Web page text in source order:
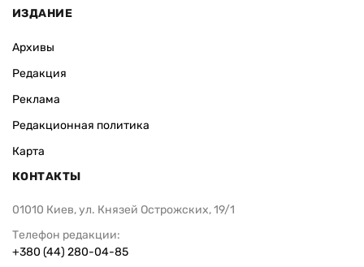
ИЗДАНИЕ
Архивы
Редакция
Реклама
Редакционная политика
Карта
КОНТАКТЫ
01010 Киев, ул. Князей Острожских, 19/1
Телефон редакции:
+380 (44) 280-04-85